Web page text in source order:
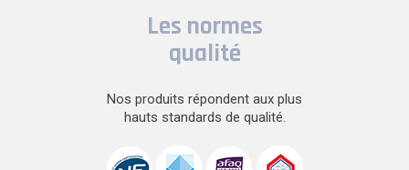
Les normes
qualité
Nos produits répondent aux plus
hauts standards de qualité.